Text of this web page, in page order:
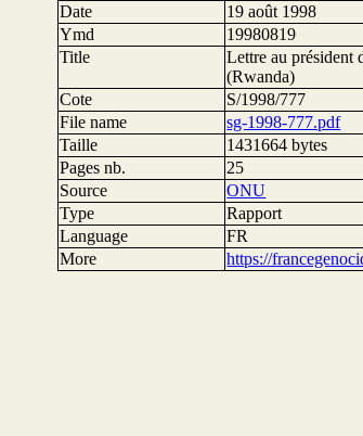
Date
19 août 1998
Ymd
19980819
Title
Lettre au président
(Rwanda)
Cote
S/1998/777
File name
sg-1998-777.pdf
Taille
1431664 bytes
Pages nb.
25
Source
ONU
Type
Rapport
Language
FR
More
https://